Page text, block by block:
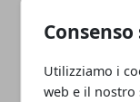
Utilizziamo i
web e il nostro